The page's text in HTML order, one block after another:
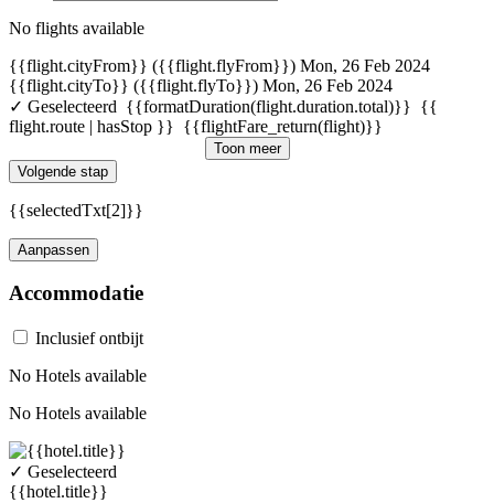
No flights available
{{flight.cityFrom}} ({{flight.flyFrom}}) Mon, 26 Feb 2024
{{flight.cityTo}} ({{flight.flyTo}}) Mon, 26 Feb 2024
✓ Geselecteerd {{formatDuration(flight.duration.total)}} {{
flight.route | hasStop }} {{flightFare_return(flight)}}
Toon meer
Volgende stap
{{selectedTxt[2]}}
Aanpassen
Accommodatie
Inclusief ontbijt
No Hotels available
No Hotels available
✓ Geselecteerd
{{hotel.title}}